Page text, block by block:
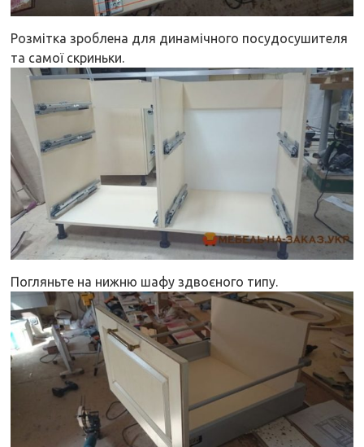
Розмітка зроблена для динамічного посудосушителя
та самої скриньки.
Погляньте на нижню шафу здвоєного типу.